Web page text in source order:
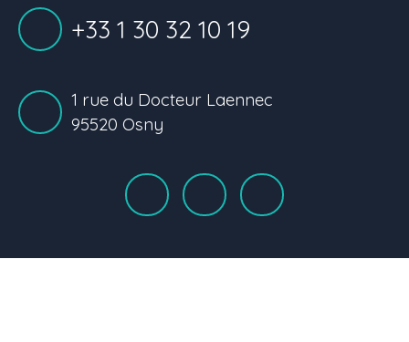
+33 1 30 32 10 19
1 rue du Docteur Laennec
95520 Osny